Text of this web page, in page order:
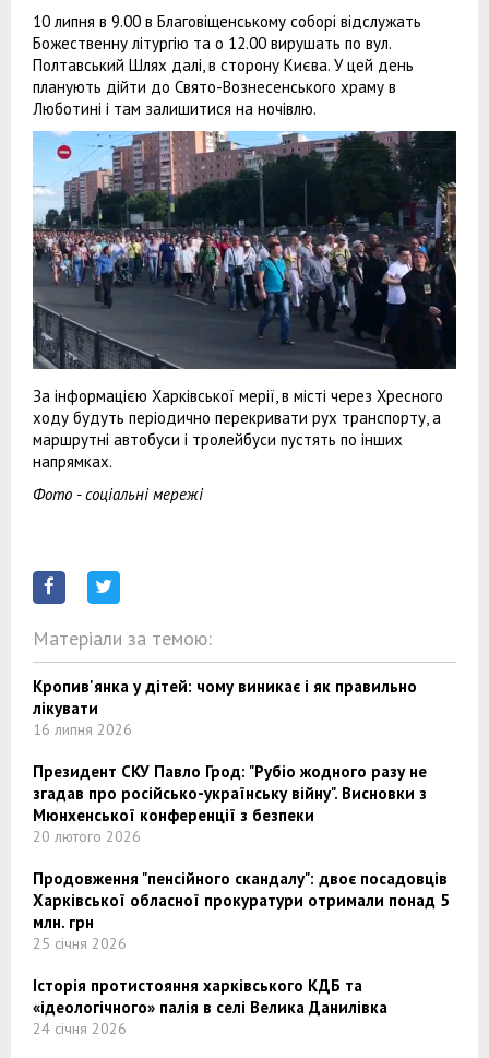
10 липня в 9.00 в Благовіщенському соборі відслужать
Божественну літургію та о 12.00 вирушать по вул.
Полтавський Шлях далі, в сторону Києва. У цей день
планують дійти до Свято-Вознесенського храму в
Люботині і там залишитися на ночівлю.
За інформацією Харківської мерії, в місті через Хресного
ходу будуть періодично перекривати рух транспорту, а
маршрутні автобуси і тролейбуси пустять по інших
напрямках.
Фото - соціальні мережі
Матеріали за темою:
Кропив'янка у дітей: чому виникає і як правильно
лікувати
16 липня 2026
Президент СКУ Павло Грод: "Рубіо жодного разу не
згадав про російсько-українську війну". Висновки з
Мюнхенської конференції з безпеки
20 лютого 2026
Продовження "пенсійного скандалу": двоє посадовців
Харківської обласної прокуратури отримали понад 5
млн. грн
25 січня 2026
Історія протистояння харківського КДБ та
«ідеологічного» палія в селі Велика Данилівка
24 січня 2026